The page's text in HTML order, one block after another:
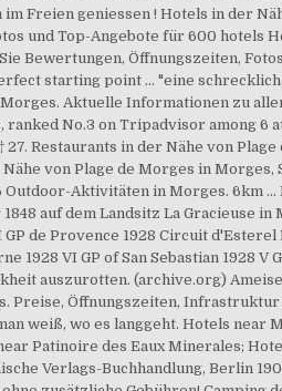
Freien geniessen ! Hotels in der
und Top-Angebote für 600 hotels
Bewertungen, Öffnungszeiten,
starting point … "eine
Aktuelle Informationen zu
ranked No.3 on Tripadvisor among
Restaurants in der Nähe von
von Plage de Morges in
Outdoor-Aktivitäten in Morges. 6km
auf dem Landsitz La Gracieuse in
de Provence 1928 Circuit
1928 VI GP of San Sebastian 1928
auszurotten. (archive.org)
Preise, Öffnungszeiten,
weiß, wo es langgeht. Hotels
Patinoire des Eaux Minerales;
Verlags-Buchhandlung, Berlin